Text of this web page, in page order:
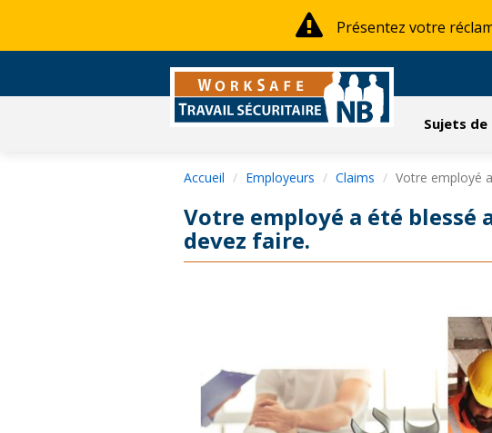
Présentez votre
Sujets
Accueil Employeurs Claims Votre employé
Votre employé a été blessé
devez faire.